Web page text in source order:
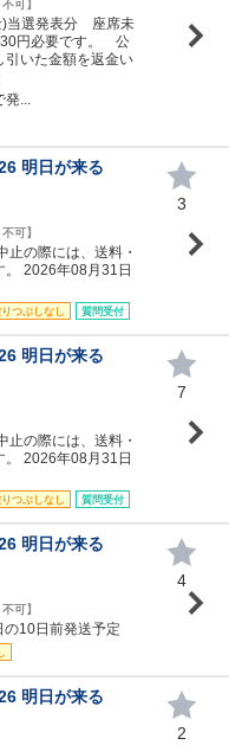
可】
当選発表分 座席未
円必要です。 公
引いた金額を返金い
発...
明日が来る
可】
の際には、送料・
。 2026年08月31日
つぶしなし 質問受付
3
明日が来る
の際には、送料・
。 2026年08月31日
つぶしなし 質問受付
7
明日が来る
可】
10日前発送予定
4
明日が来る
2